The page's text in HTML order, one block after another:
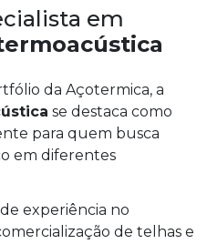
em
da Açotermica, a
se destaca como
para quem busca
em diferentes
experiência no
de telhas e